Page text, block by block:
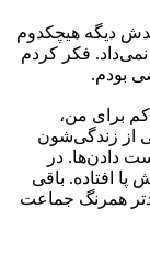
دیگه هیچکدوم
فکر کردم
بودم.
برای من،
از زندگی‌شون
دادن‌ها. در
پا افتاده. باقی
همرنگ جماعت